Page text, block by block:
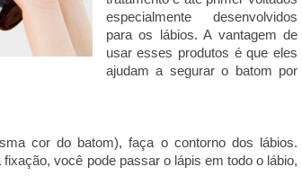
especialmente desenvolvidos
para os lábios. A vantagem de
usar esses produtos é que eles
ajudam a segurar o batom por
cor do batom), faça o contorno dos lábios.
fixação, você pode passar o lápis em todo o lábio,